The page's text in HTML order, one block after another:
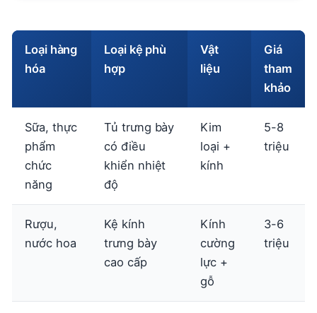
Loại hàng
hóa
Loại kệ phù
hợp
Vật
liệu
Giá
tham
khảo
Sữa, thực
phẩm
chức
năng
Tủ trưng bày
có điều
khiển nhiệt
độ
Kim
loại +
kính
5-8
triệu
Rượu,
nước hoa
Kệ kính
trưng bày
cao cấp
Kính
cường
lực +
gỗ
3-6
triệu